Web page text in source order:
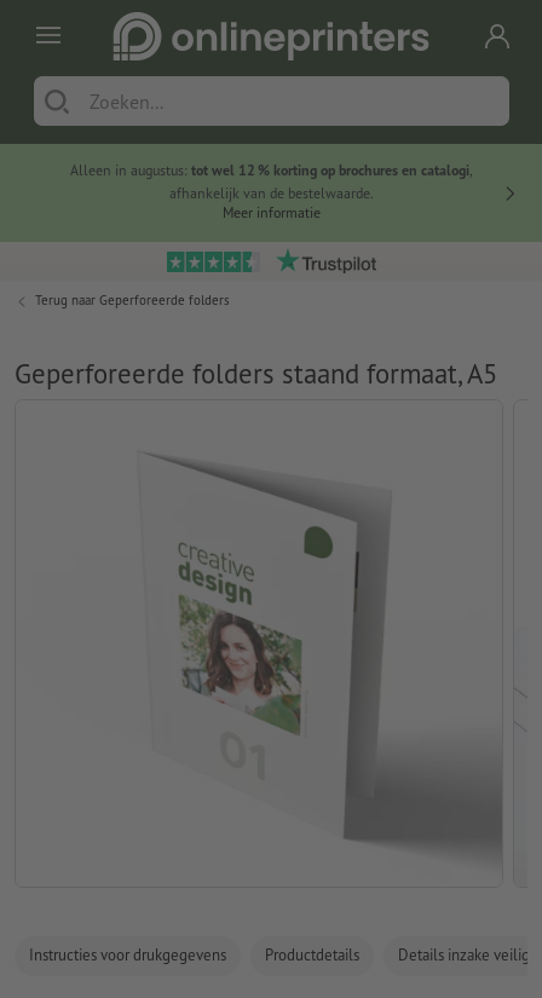
Alleen in augustus: tot wel 12 % korting op brochures en catalogi,
afhankelijk van de bestelwaarde.
Meer informatie
Terug naar Geperforeerde folders
Geperforeerde folders staand formaat, A5
Instructies voor drukgegevens Productdetails Details inzake